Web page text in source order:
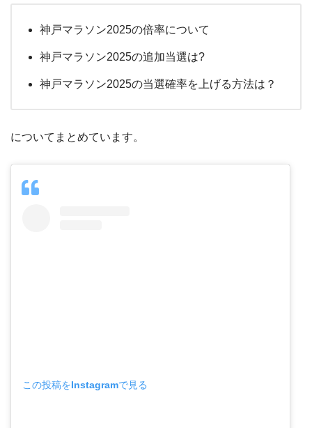
神戸マラソン2025の倍率について
神戸マラソン2025の追加当選は?
神戸マラソン2025の当選確率を上げる方法は？
についてまとめています。
この投稿をInstagramで見る